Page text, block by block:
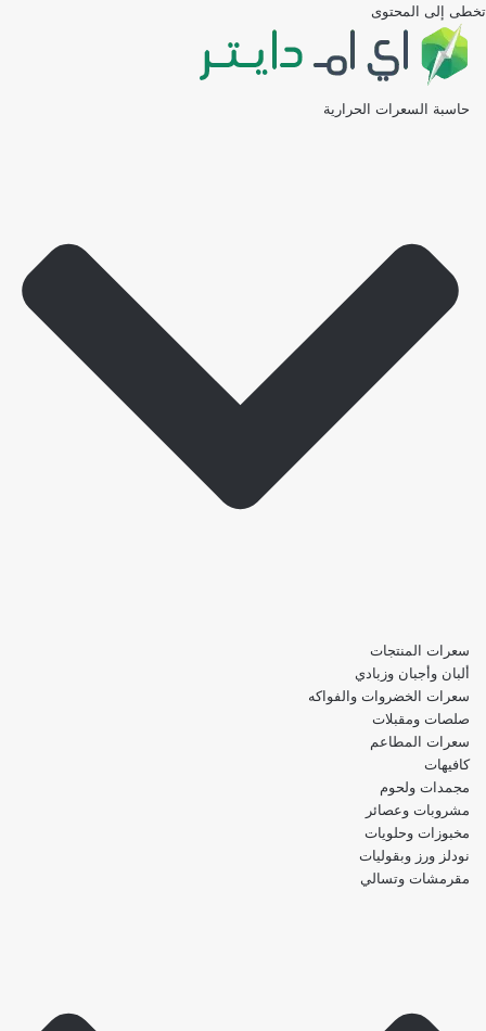
تخطى إلى المحتوى
حاسبة السعرات الحرارية
سعرات المنتجات
ألبان وأجبان وزبادي
سعرات الخضروات والفواكه
صلصات ومقبلات
سعرات المطاعم
كافيهات
مجمدات ولحوم
مشروبات وعصائر
مخبوزات وحلويات
نودلز ورز وبقوليات
مقرمشات وتسالي